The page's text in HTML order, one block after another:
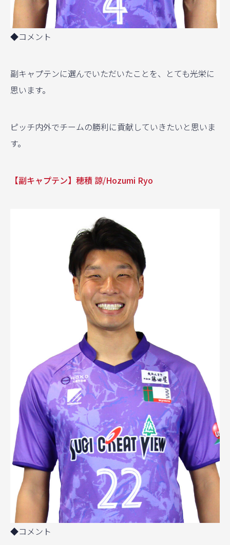
◆コメント
副キャプテンに選んでいただいたことを、とても光栄に
思います。
ピッチ内外でチームの勝利に貢献していきたいと思いま
す。
【副キャプテン】穂積 諒/Hozumi Ryo
◆コメント